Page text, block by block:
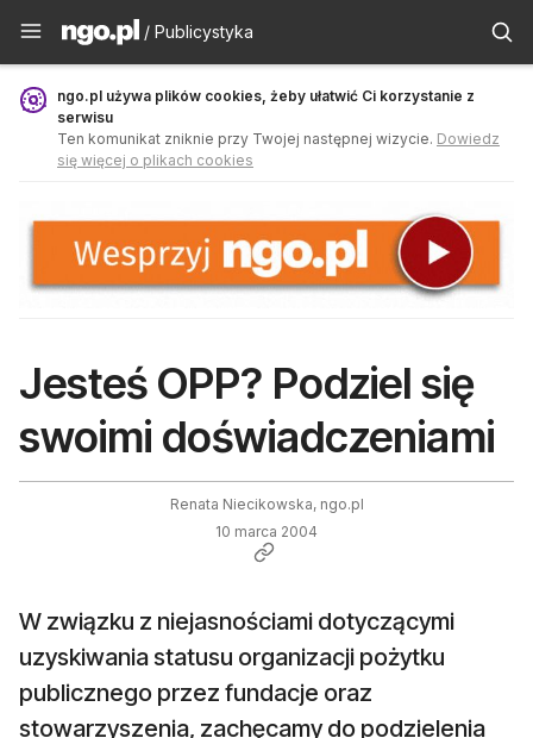
Publicystyka - ngo.pl
/ Publicystyka
ngo.pl używa plików cookies, żeby ułatwić Ci korzystanie z
serwisu
Ten komunikat zniknie przy Twojej następnej wizycie. Dowiedz
się więcej o plikach cookies
Jesteś OPP? Podziel się
swoimi doświadczeniami
Renata Niecikowska, ngo.pl
10 marca 2004
W związku z niejasnościami dotyczącymi
uzyskiwania statusu organizacji pożytku
publicznego przez fundacje oraz
stowarzyszenia, zachęcamy do podzielenia